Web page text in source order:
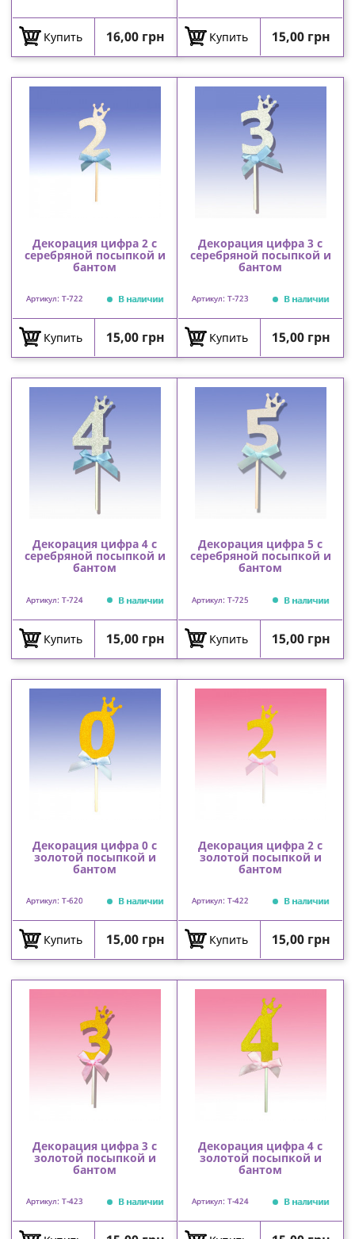
Купить Цена
16,00 грн Купить Цена
15,00 грн
Декорация цифра 2 с
серебряной посыпкой и
бантом
Артикул: T-722 В наличии
Купить Цена
15,00 грн
Декорация цифра 3 с
серебряной посыпкой и
бантом
Артикул: T-723 В наличии
Купить Цена
15,00 грн
Декорация цифра 4 с
серебряной посыпкой и
бантом
Артикул: T-724 В наличии
Купить Цена
15,00 грн
Декорация цифра 5 с
серебряной посыпкой и
бантом
Артикул: T-725 В наличии
Купить Цена
15,00 грн
Декорация цифра 0 с
золотой посыпкой и
бантом
Артикул: T-620 В наличии
Купить Цена
15,00 грн
Декорация цифра 2 с
золотой посыпкой и
бантом
Артикул: T-422 В наличии
Купить Цена
15,00 грн
Декорация цифра 3 с
золотой посыпкой и
бантом
Артикул: T-423 В наличии
Декорация цифра 4 с
золотой посыпкой и
бантом
Артикул: T-424 В наличии